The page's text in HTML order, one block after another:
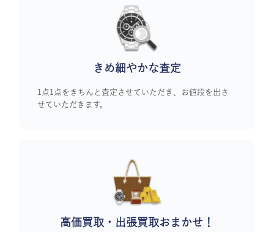
きめ細やかな査定
1点1点をきちんと査定させていただき、お値段を出さ
せていただきます。
高価買取・出張買取おまかせ！